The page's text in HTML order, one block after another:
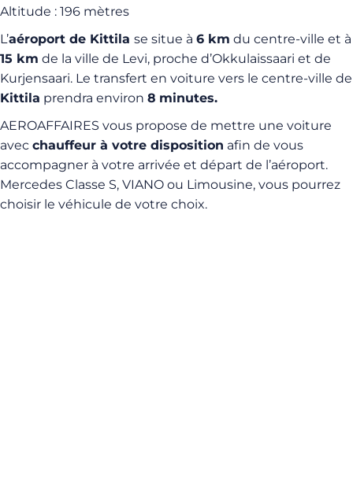
Altitude : 196 mètres
L’aéroport de Kittila se situe à 6 km du centre-ville et à
15 km de la ville de Levi, proche d’Okkulaissaari et de
Kurjensaari. Le transfert en voiture vers le centre-ville de
Kittila prendra environ 8 minutes.
AEROAFFAIRES vous propose de mettre une voiture
avec chauffeur à votre disposition afin de vous
accompagner à votre arrivée et départ de l’aéroport.
Mercedes Classe S, VIANO ou Limousine, vous pourrez
choisir le véhicule de votre choix.